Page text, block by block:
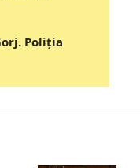
Poliția